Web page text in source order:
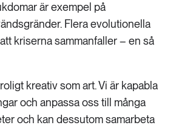
är exempel på
Flera evolutionella
kriserna sammanfaller – en så
kreativ som art. Vi är kapabla
och anpassa oss till många
och kan dessutom samarbeta